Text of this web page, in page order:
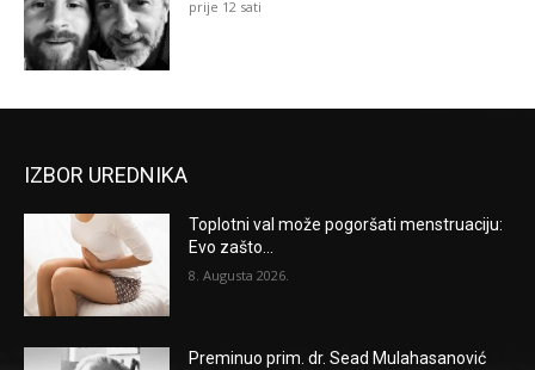
prije 12 sati
IZBOR UREDNIKA
Toplotni val može pogoršati menstruaciju:
Evo zašto...
8. Augusta 2026.
Preminuo prim. dr. Sead Mulahasanović